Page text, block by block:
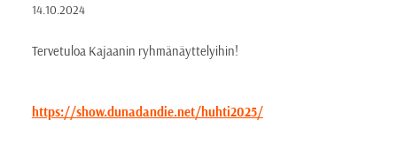
14.10.2024
Tervetuloa Kajaanin ryhmänäyttelyihin!
https://show.dunadandie.net/huhti2025/